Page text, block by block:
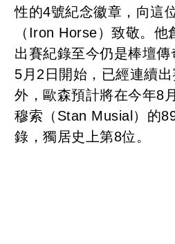
性的4號紀念徽章，向這
（Iron Horse）致敬。
出賽紀錄至今仍是棒壇
5月2日開始，已經連續
外，歐森預計將在今年8
穆索（Stan Musial）的
錄，獨居史上第8位。